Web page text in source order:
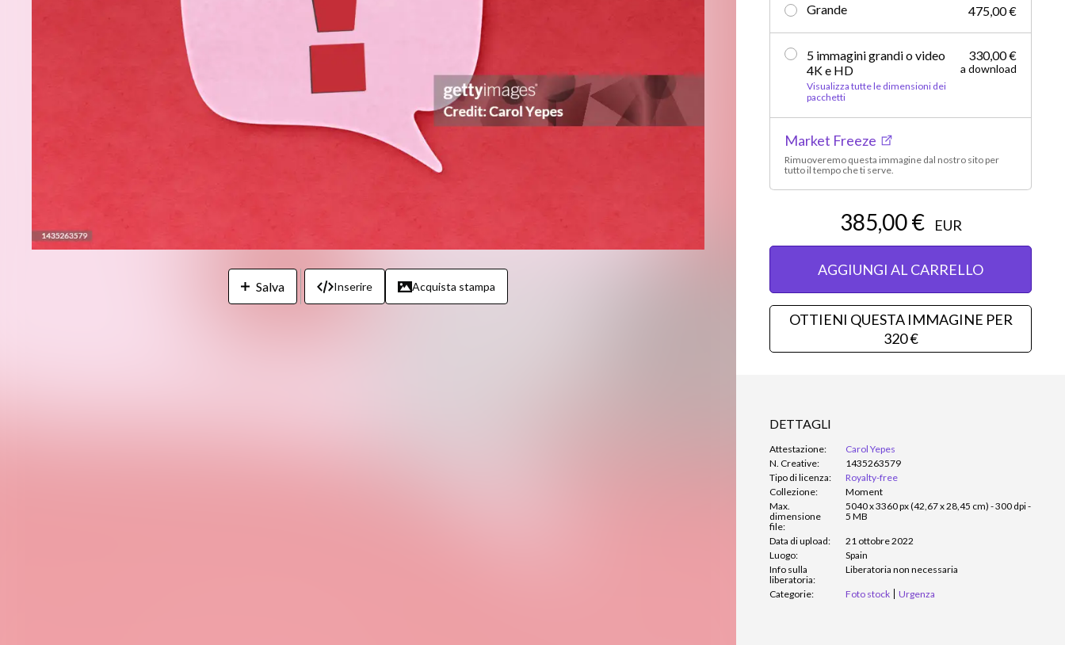
Salva Inserire Acquista stampa
Grande 475,00 €
5 immagini grandi o video
4K e HD
Visualizza tutte le dimensioni dei
pacchetti
330,00 €
a download
Market Freeze
Rimuoveremo questa immagine dal nostro sito per
tutto il tempo che ti serve.
385,00 € EUR
AGGIUNGI AL CARRELLO
OTTIENI QUESTA IMMAGINE PER
320 €
DETTAGLI
Attestazione:
Carol Yepes
N. Creative:
1435263579
Tipo di licenza:
Royalty-free
Collezione:
Moment
Max.
dimensione
file:
5040 x 3360 px (42,67 x 28,45 cm) - 300 dpi -
5 MB
Data di upload:
21 ottobre 2022
Luogo:
Spain
Info sulla
liberatoria:
Liberatoria non necessaria
Categorie: Foto stock Urgenza